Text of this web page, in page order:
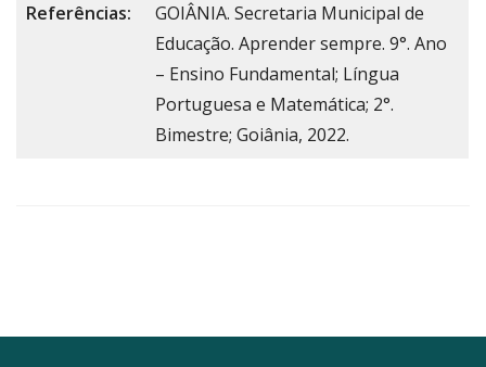
Referências:
GOIÂNIA. Secretaria Municipal de
Educação. Aprender sempre. 9°. Ano
– Ensino Fundamental; Língua
Portuguesa e Matemática; 2°.
Bimestre; Goiânia, 2022.